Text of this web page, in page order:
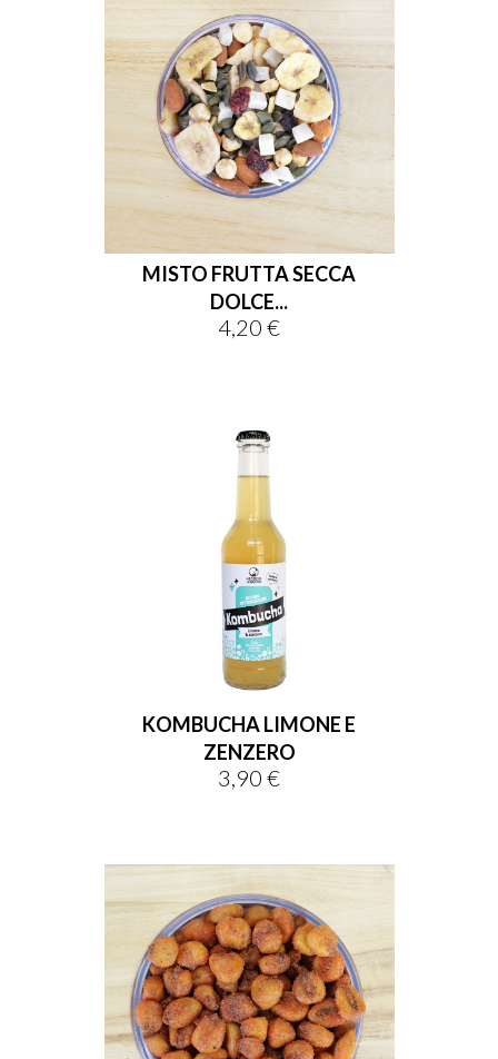
MISTO FRUTTA SECCA
DOLCE...
Prezzo
4,20 €
KOMBUCHA LIMONE E
ZENZERO
Prezzo
3,90 €